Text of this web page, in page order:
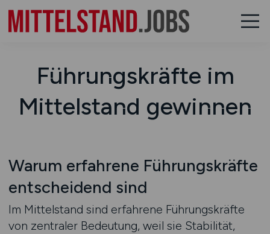
Führungskräfte im
Mittelstand gewinnen
Warum erfahrene Führungskräfte
entscheidend sind
Im Mittelstand sind erfahrene Führungskräfte
von zentraler Bedeutung, weil sie Stabilität,